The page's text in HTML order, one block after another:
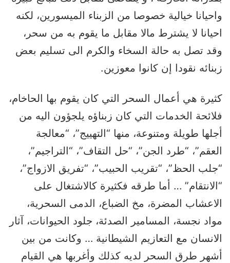
واحيانا خيالية خصوصا من الزبناء الميسورين، لكنه
احيانا لا يشترط مالا مقابل ما يقوم به من سحر،
وقد تصل به حالة السخاء والكرم الى تسليم بعض
زبنائه نقودا إن كانوا معوزين.
كثيرة هي أعمال السحر التي كان يقوم بها الحاخام،
فلائحة الخدمات التي كان زبناؤه يلجؤون اليه من
أجلها طويلة ومتنوعة، منها “التهييج”، “معالجة
العقم”، “طرد الجن”، “حل التقاف”، “التراجيم”،
“جلب الحظ”، “تقريب الحبيب”، “تفريق الازواج”،
“الانتقام” … أما طرقه فكثيرة كالاشتغال على
الاعشاب المضرة، مخ الضباع، الدمى السحرية،
مواد نجسة، المسامير الصدئة، جلود الحيوانات، آثار
الانسان مع التعازيم الشيطانية … وكانت من بين
أشهر طرق السحر لديه كذلك وأغربها هي القيام